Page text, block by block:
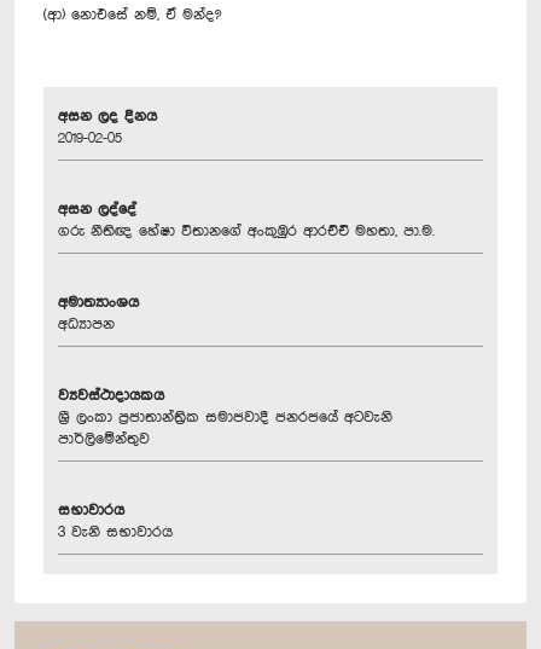
(ආ) නොඑසේ නම්, ඒ මන්ද?
අසන ලද දිනය
2019-02-05
අසන ලද්දේ
ගරු නීතිඥ හේෂා විතානගේ අංකුඹුර ආරච්චි මහතා, පා.ම.
අමාත්‍යාංශය
අධ්‍යාපන
ව්‍යවස්ථාදායකය
ශ්‍රී ලංකා ප්‍රජාතාන්ත්‍රික සමාජවාදී ජනරජයේ අටවැනි
පාර්ලිමේන්තුව
සභාවාරය
3 වැනි සභාවාරය